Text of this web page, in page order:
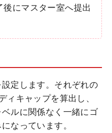
にマスター室へ提出
定します。それぞれの
ィキャップを算出し、
ルに関係なく一緒にゴ
なっています。